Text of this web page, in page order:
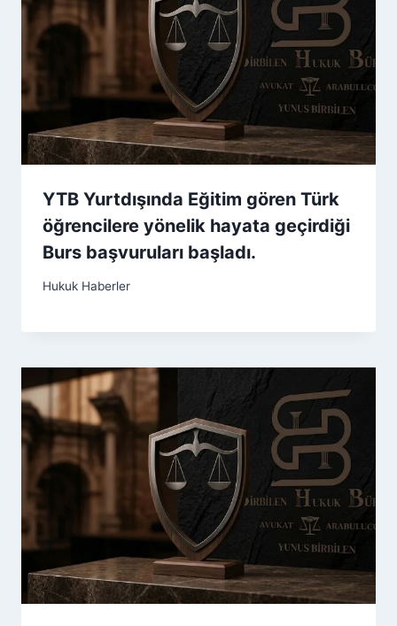
YTB Yurtdışında Eğitim gören Türk
öğrencilere yönelik hayata geçirdiği
Burs başvuruları başladı.
Hukuk Haberler